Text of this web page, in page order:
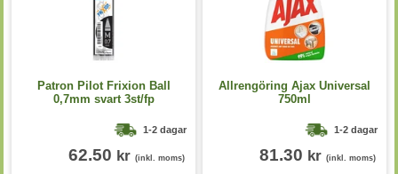
Patron Pilot Frixion Ball
0,7mm svart 3st/fp
1-2 dagar
62.50 kr (inkl. moms)
Allrengöring Ajax Universal
750ml
1-2 dagar
81.30 kr (inkl. moms)